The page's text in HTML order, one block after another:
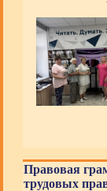
Правовая
трудовых